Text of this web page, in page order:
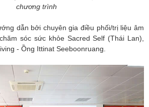
chương trình
dẫn bởi chuyên gia điều phối/trị liệu âm
sóc sức khỏe Sacred Self (Thái Lan),
- Ồng Ittinat Seeboonruang.